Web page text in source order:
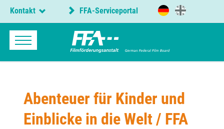
Kontakt FFA-Serviceportal
Abenteuer für Kinder und
Einblicke in die Welt / FFA